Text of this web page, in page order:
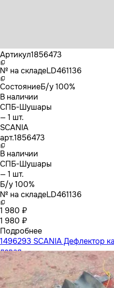
Артикул1856473
№ на складеLD461136
СостояниеБ/у 100%
В наличии
СПБ-Шушары
— 1 шт.
SCANIA
арт.1856473
В наличии
СПБ-Шушары
— 1 шт.
Б/у 100%
№ на складеLD461136
1 980 ₽
1 980 ₽
Подробнее
1496293 SCANIA Дефлектор
левая